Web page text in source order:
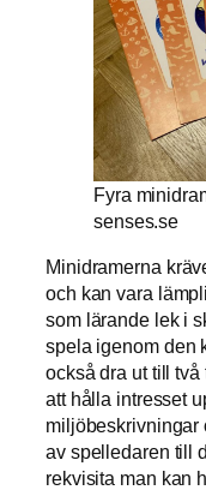
Fyra
senses.se
Minidramerna
och kan vara
som lärande lek i
spela igenom den
också dra ut till
att hålla intresset
miljöbeskrivningar
av spelledaren till
rekvisita man kan